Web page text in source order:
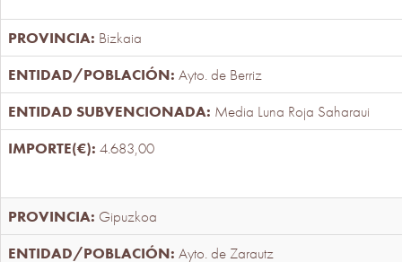
Bizkaia
Ayto. de Berriz
Media Luna Roja Saharaui
4.683,00
Gipuzkoa
Ayto. de Zarautz